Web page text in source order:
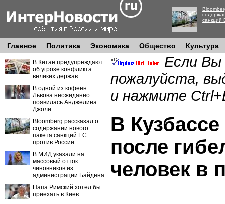
санкций
Главное Политика Экономика Общество Культура
В Китае предупреждают
об угрозе конфликта
великих держав
В одной из кофеен
Львова неожиданно
появилась Анджелина
Джоли
Bloomberg рассказал о
содержании нового
пакета санкций ЕС
против России
В МИД указали на
массовый отток
чиновников из
администрации Байдена
Папа Римский хотел бы
приехать в Киев
Если Вы
пожалуйста,
и нажмите
В
после
человек в